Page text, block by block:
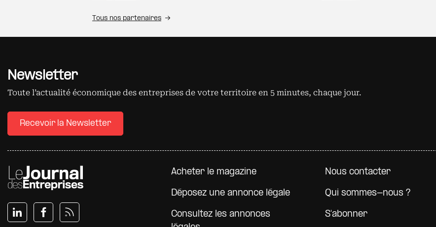
Tous nos partenaires
Newsletter
Toute l’actualité économique des entreprises de votre territoire en 5 minutes, chaque jour.
Recevoir la Newsletter
Pied de page
Acheter le magazine
Déposez une annonce légale
Consultez les annonces
Nous contacter
Qui sommes-nous ?
S'abonner